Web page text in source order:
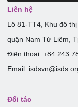
Liên hệ
Lô 81-TT4, Khu đô
quận Nam Từ Liêm,
Điện thoại:
Email:
Đối tác